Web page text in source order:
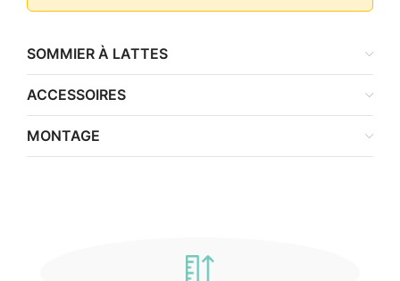
SOMMIER À LATTES
ACCESSOIRES
MONTAGE